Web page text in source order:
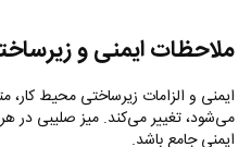
ملاحظات ایمنی و
ایمنی و الزامات زیرساختی محیط کار،
می‌شود، تغییر می‌کند. میز صلیبی
ایمنی جامع باشد.